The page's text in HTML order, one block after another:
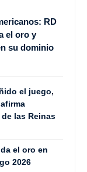
RD
el oro y
su dominio
el juego,
las Reinas
el oro en
2026